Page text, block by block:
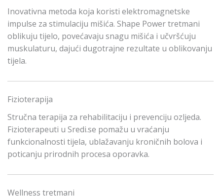
Inovativna metoda koja koristi elektromagnetske
impulse za stimulaciju mišića. Shape Power tretmani
oblikuju tijelo, povećavaju snagu mišića i učvršćuju
muskulaturu, dajući dugotrajne rezultate u oblikovanju
tijela.
Fizioterapija
Stručna terapija za rehabilitaciju i prevenciju ozljeda.
Fizioterapeuti u Sredi.se pomažu u vraćanju
funkcionalnosti tijela, ublažavanju kroničnih bolova i
poticanju prirodnih procesa oporavka.
Wellness tretmani